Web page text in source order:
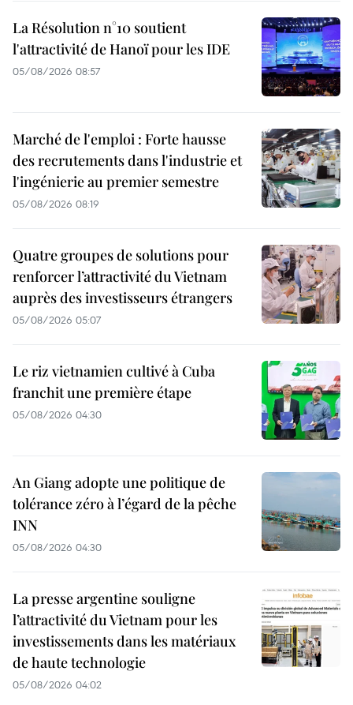
La Résolution n°10 soutient
l'attractivité de Hanoï pour les IDE
05/08/2026 08:57
Marché de l'emploi : Forte hausse
des recrutements dans l'industrie et
l'ingénierie au premier semestre
05/08/2026 08:19
Quatre groupes de solutions pour
renforcer l’attractivité du Vietnam
auprès des investisseurs étrangers
05/08/2026 05:07
Le riz vietnamien cultivé à Cuba
franchit une première étape
05/08/2026 04:30
An Giang adopte une politique de
tolérance zéro à l’égard de la pêche
INN
05/08/2026 04:30
La presse argentine souligne
l’attractivité du Vietnam pour les
investissements dans les matériaux
de haute technologie
05/08/2026 04:02